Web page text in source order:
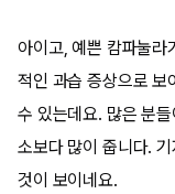
아이고, 예쁜 캄파눌라
적인 과습 증상으로 보
수 있는데요. 많은 분
소보다 많이 줍니다.
것이 보이네요.